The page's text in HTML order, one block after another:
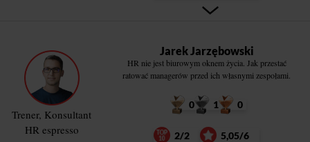
Trener, Konsultant
HR espresso
Jarek Jarzębowski
HR nie jest biurowym oknem życia. Jak przestać
ratować managerów przed ich własnymi zespołami.
0 1 0
2/2 5,05/6